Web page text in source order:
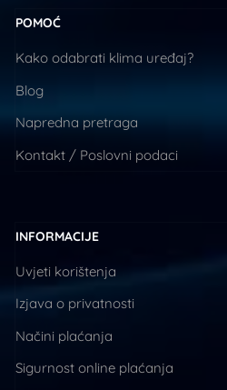
POMOĆ
Kako odabrati klima uređaj?
Blog
Napredna pretraga
Kontakt / Poslovni podaci
INFORMACIJE
Uvjeti korištenja
Izjava o privatnosti
Načini plaćanja
Sigurnost online plaćanja